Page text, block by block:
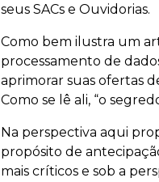
seus SACs e Ouvidorias.
Como bem ilustra um
processamento de
aprimorar suas ofertas
Como se lê ali, “o
Na perspectiva aqui
propósito de
mais críticos e sob a